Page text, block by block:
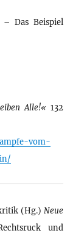
Das Beispiel
Alle!« 132
vom-
(Hg.) Neue
und